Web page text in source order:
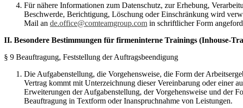
Für nähere Informationen zum Datenschutz, zur Erhebung,
Beschwerde, Berichtigung, Löschung oder Einschränkung wird
Mail an de.office@comteamgroup.com in schriftlicher Form
II. Besondere Bestimmungen für firmeninterne Trainings (Inhouse-
§ 9 Beauftragung, Feststellung der Auftragsbeendigung
Die Aufgabenstellung, die Vorgehensweise, die Form der
Vertrag kommt mit Unterzeichnung dieser Vereinbarung oder einer
Erweiterungen der Aufgabenstellung, der Vorgehensweise und der
Beauftragung in Textform oder Inanspruchnahme von Leistungen.